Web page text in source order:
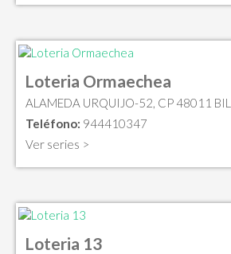
Loteria Ormaechea
ALAMEDA URQUIJO-52, CP 48011
Teléfono: 944410347
Ver series >
Loteria 13